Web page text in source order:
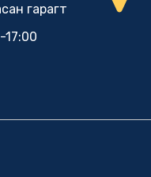
гарагт
17:00